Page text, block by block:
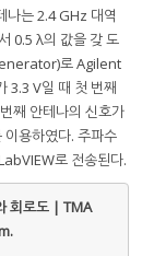
나는 2.4 GHz 대역
0.5 λ의 값을 갖 도
로 Agilent
3.3 V일 때 첫 번째
째 안테나의 신호가
용하였다. 주파수
로 전송된다.
회로도 | TMA